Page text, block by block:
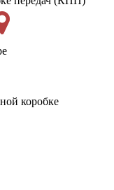
коробке